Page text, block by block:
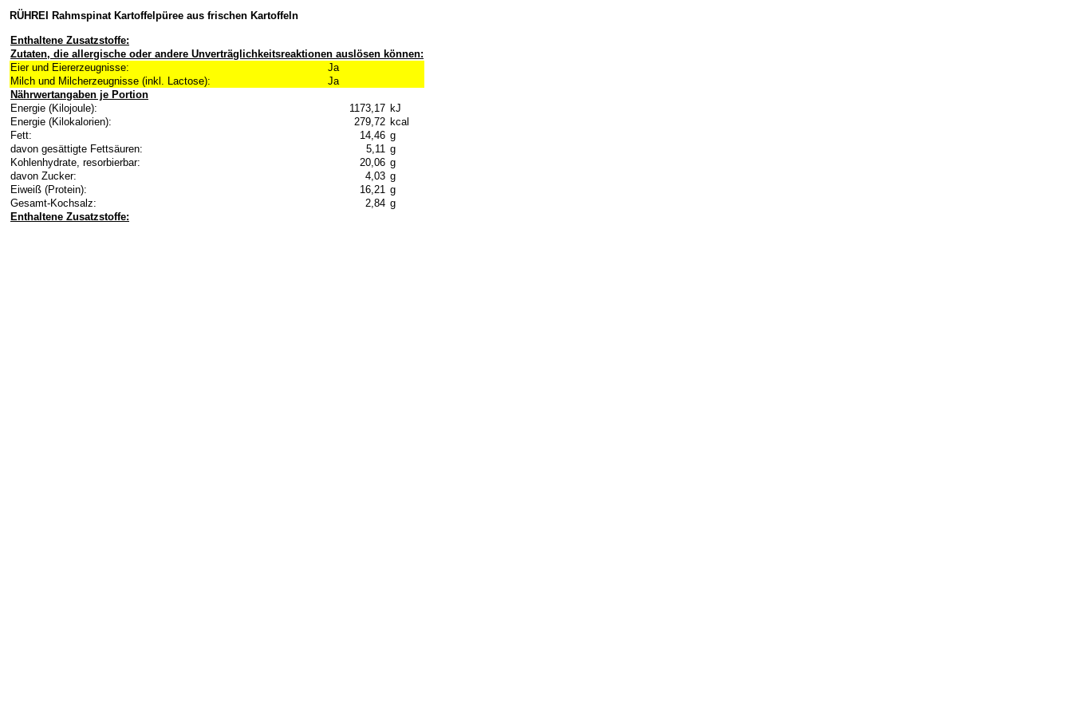
RÜHREI Rahmspinat Kartoffelpüree aus frischen Kartoffeln
Enthaltene Zusatzstoffe:
Zutaten, die allergische oder andere Unverträglichkeitsreaktionen auslösen können:
Eier und Eiererzeugnisse:
Ja
Milch und Milcherzeugnisse (inkl. Lactose):
Ja
Nährwertangaben je Portion
Energie (Kilojoule):
1173,17 kJ
Energie (Kilokalorien):
279,72 kcal
Fett:
14,46 g
davon gesättigte Fettsäuren:
5,11 g
Kohlenhydrate, resorbierbar:
20,06 g
davon Zucker:
4,03 g
Eiweiß (Protein):
16,21 g
Gesamt-Kochsalz:
2,84 g
Enthaltene Zusatzstoffe: